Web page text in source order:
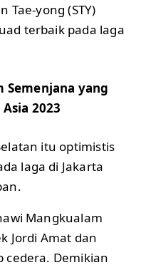
Tae-yong (STY)
terbaik pada laga
Semenjana yang
2023
itu optimistis
laga di Jakarta
Mangkualam
Jordi Amat dan
cedera. Demikian